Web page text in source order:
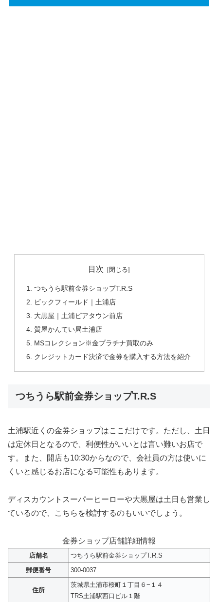
目次
つちうら駅前金券ショップT.R.S
ビックフィールド｜土浦店
大黒屋｜土浦ピアタウン前店
質屋かんてい局土浦店
MSコレクション※金プラチナ買取のみ
クレジットカード決済で金券を購入する方法を紹介
つちうら駅前金券ショップT.R.S
土浦駅近くの金券ショップはここだけです。ただし、土日
は定休日となるので、利便性がいいとは言い難いお店で
す。また、開店も10:30からなので、会社員の方は使いに
くいと感じるお店になる可能性もあります。
ディスカウントスーパーヒーローや大黒屋は土日も営業し
ているので、こちらを検討するのもいいでしょう。
金券ショップ店舗詳細情報
店舗名
つちうら駅前金券ショップT.R.S
郵便番号
300-0037
住所
茨城県土浦市桜町１丁目６−１４
TRS土浦駅西口ビル１階